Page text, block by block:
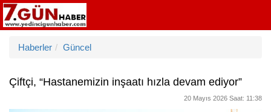
Haberler Güncel
Çiftçi, “Hastanemizin inşaatı hızla devam ediyor”
20 Mayıs 2026 Saat: 11:38